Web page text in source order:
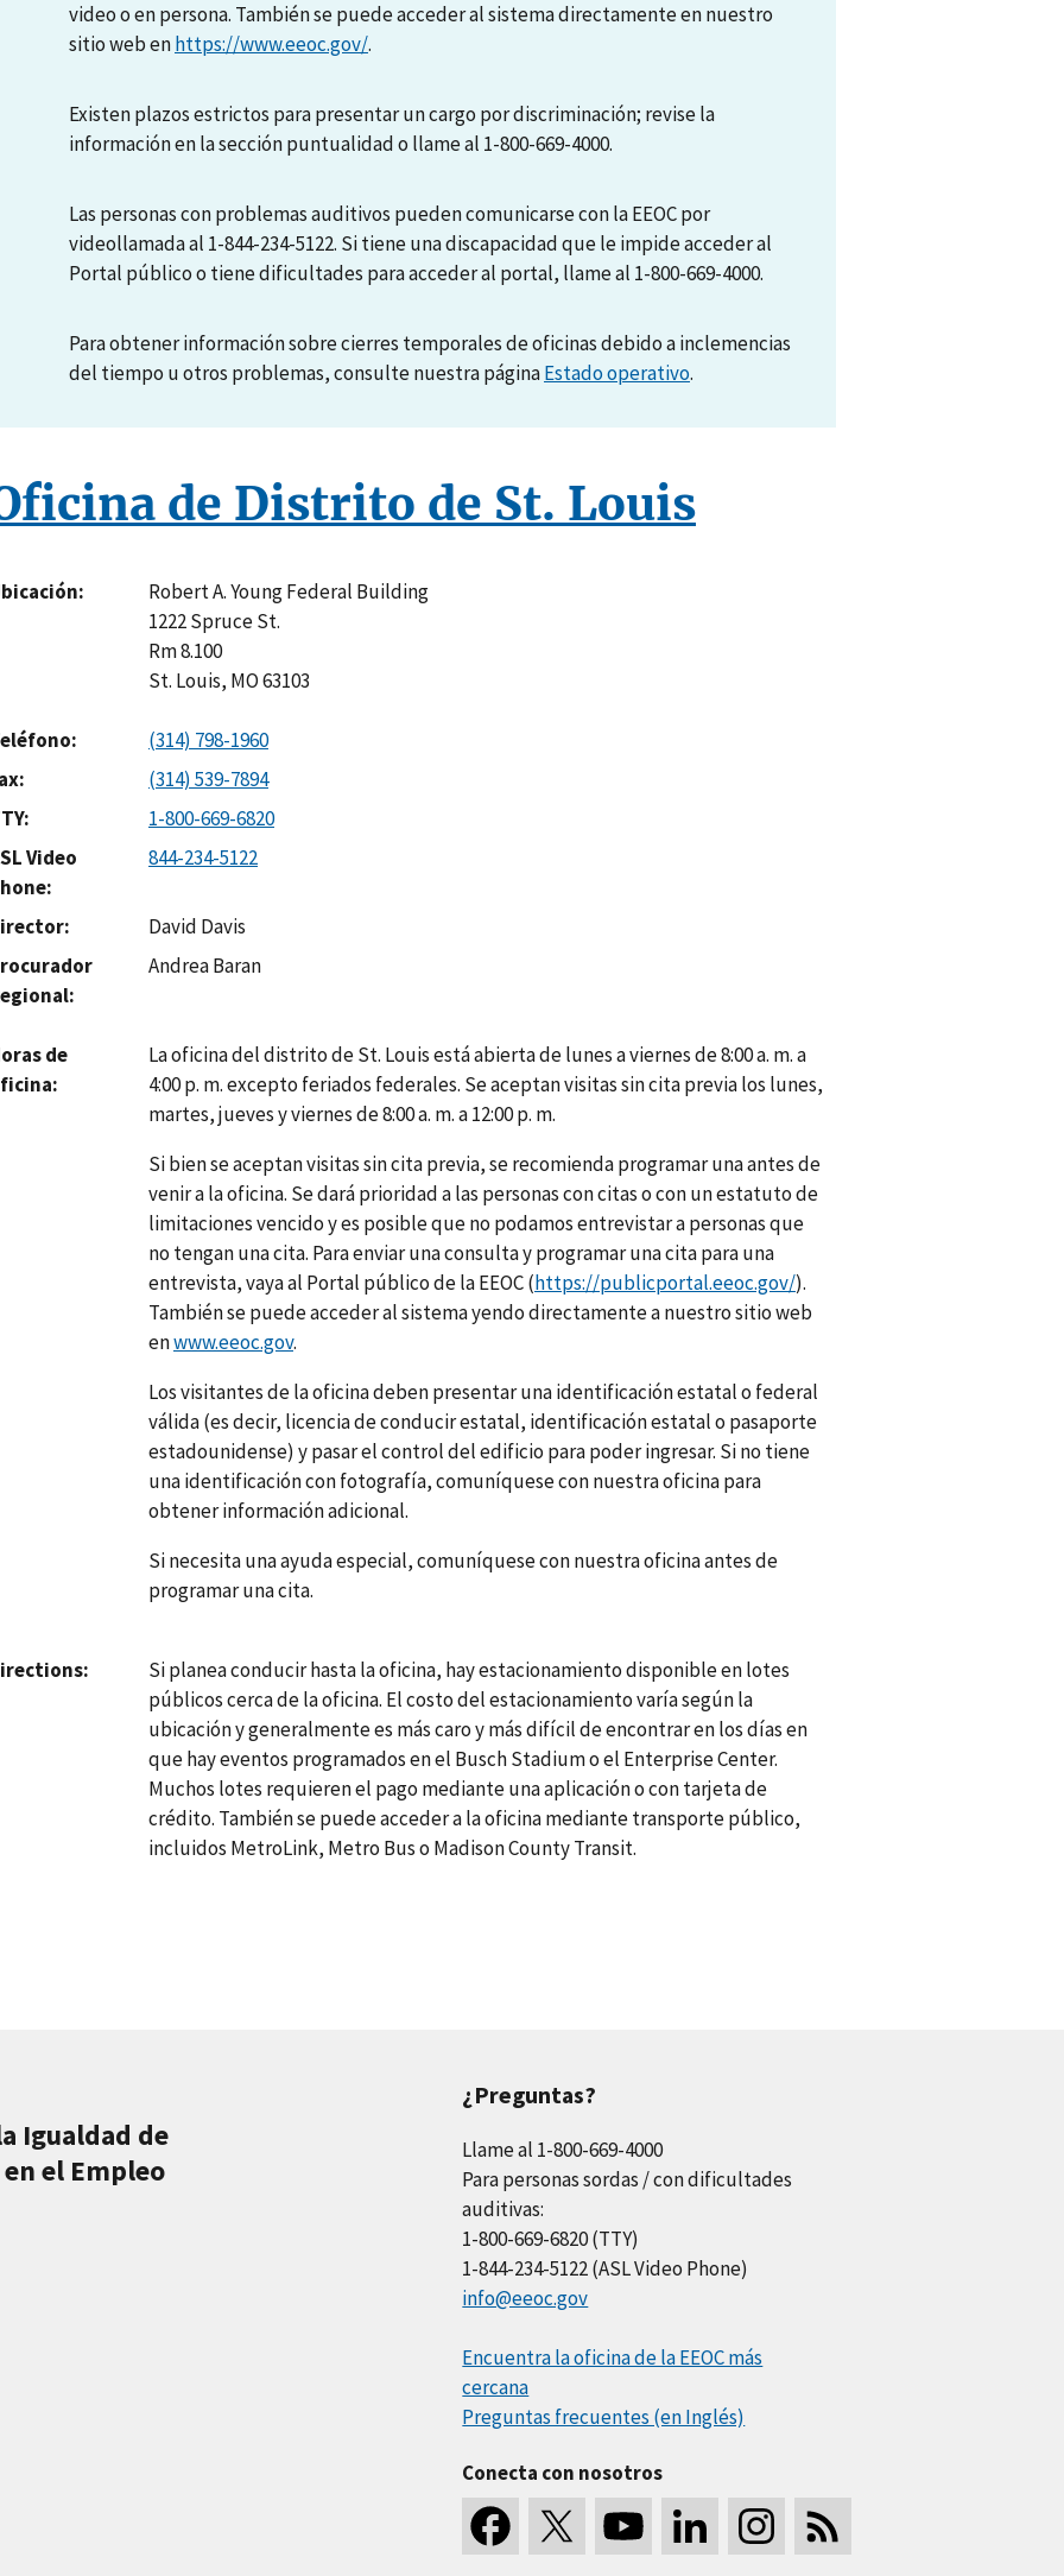
video o en persona. También se puede acceder al sistema directamente en nuestro
sitio web enhttps://www.eeoc.gov/.
Existen plazos estrictos para presentar un cargo por discriminación; revise la
información en la sección puntualidad o llame al 1-800-669-4000.
Las personas con problemas auditivos pueden comunicarse con la EEOC por
videollamada al 1-844-234-5122. Si tiene una discapacidad que le impide acceder al
Portal público o tiene dificultades para acceder al portal, llame al 1-800-669-4000.
Para obtener información sobre cierres temporales de oficinas debido a inclemencias
del tiempo u otros problemas, consulte nuestra páginaEstado operativo.
de Distrito de St. Louis
Robert A. Young Federal Building
1222 Spruce St.
Rm 8.100
St. Louis, MO63103
(314) 798-1960
(314) 539-7894
1-800-669-6820
Video
844-234-5122
David Davis
Andrea Baran
de
La oficina del distrito de St. Louis está abierta de lunes a viernes de 8:00 a. m. a
4:00 p. m. excepto feriados federales. Se aceptan visitas sin cita previa los lunes,
martes, jueves y viernes de 8:00 a. m. a 12:00 p. m.
Si bien se aceptan visitas sin cita previa, se recomienda programar una antes de
venir a la oficina. Se dará prioridad a las personas con citas o con un estatuto de
limitaciones vencido y es posible que no podamos entrevistar a personas que
no tengan una cita. Para enviar una consulta y programar una cita para una
entrevista, vaya al Portal público de la EEOC (https://publicportal.eeoc.gov/).
También se puede acceder al sistema yendo directamente a nuestro sitio web
enwww.eeoc.gov.
Los visitantes de la oficina deben presentar una identificación estatal o federal
válida (es decir, licencia de conducir estatal, identificación estatal o pasaporte
estadounidense) y pasar el control del edificio para poder ingresar. Si no tiene
una identificación con fotografía, comuníquese con nuestra oficina para
obtener información adicional.
Si necesita una ayuda especial, comuníquese con nuestra oficina antes de
programar una cita.
Si planea conducir hasta la oficina, hay estacionamiento disponible en lotes
públicos cerca de la oficina. El costo del estacionamiento varía según la
ubicación y generalmente es más caro y más difícil de encontrar en los días en
que hay eventos programados en el Busch Stadium o el Enterprise Center.
Muchos lotes requieren el pago mediante una aplicación o con tarjeta de
crédito. También se puede acceder a la oficina mediante transporte público,
incluidos MetroLink, Metro Bus o Madison County Transit.
Igualdad de
el Empleo
¿Preguntas?
Llame al 1-800-669-4000
Para personas sordas / con dificultades
auditivas:
1-800-669-6820 (TTY)
1-844-234-5122 (ASL Video Phone)
info@eeoc.gov
Encuentra la oficina de la EEOC más
cercana
Preguntas frecuentes (en Inglés)
Conecta con nosotros